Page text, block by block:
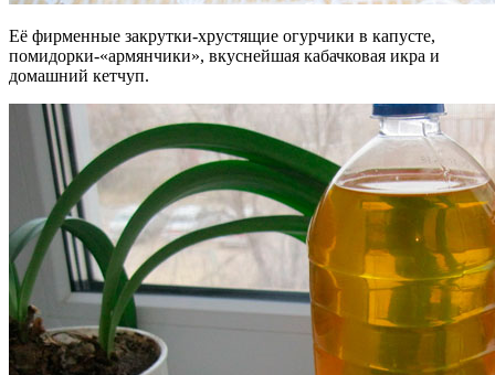
Её фирменные закрутки-хрустящие огурчики в капусте,
помидорки-«армянчики», вкуснейшая кабачковая икра и
домашний кетчуп.